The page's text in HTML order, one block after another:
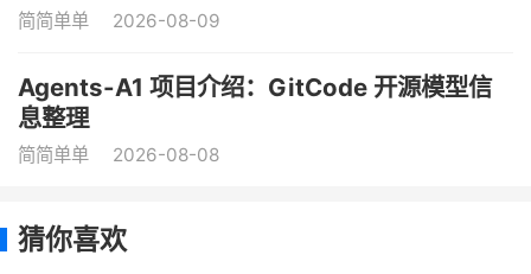
简简单单 2026-08-09
Agents-A1 项目介绍：GitCode 开源模型信
息整理
简简单单 2026-08-08
猜你喜欢